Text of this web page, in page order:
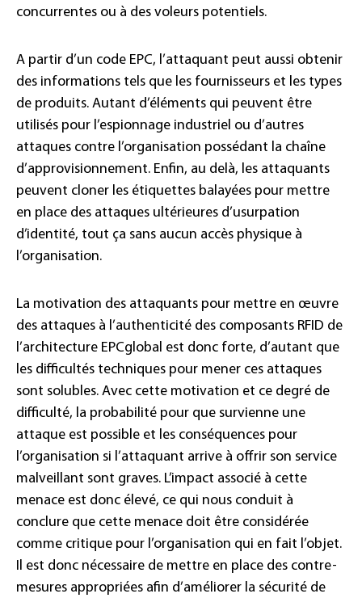
concurrentes ou à des voleurs potentiels.
A partir d’un code EPC, l’attaquant peut aussi obtenir
des informations tels que les fournisseurs et les types
de produits. Autant d’éléments qui peuvent être
utilisés pour l’espionnage industriel ou d’autres
attaques contre l’organisation possédant la chaîne
d’approvisionnement. Enfin, au delà, les attaquants
peuvent cloner les étiquettes balayées pour mettre
en place des attaques ultérieures d’usurpation
d’identité, tout ça sans aucun accès physique à
l’organisation.
La motivation des attaquants pour mettre en œuvre
des attaques à l’authenticité des composants RFID de
l’architecture EPCglobal est donc forte, d’autant que
les difficultés techniques pour mener ces attaques
sont solubles. Avec cette motivation et ce degré de
difficulté, la probabilité pour que survienne une
attaque est possible et les conséquences pour
l’organisation si l’attaquant arrive à offrir son service
malveillant sont graves. L’impact associé à cette
menace est donc élevé, ce qui nous conduit à
conclure que cette menace doit être considérée
comme critique pour l’organisation qui en fait l’objet.
Il est donc nécessaire de mettre en place des contre-
mesures appropriées afin d’améliorer la sécurité de